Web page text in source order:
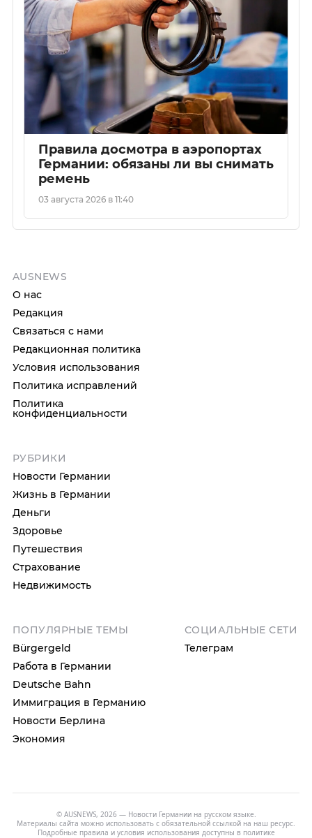
Правила досмотра в аэропортах
Германии: обязаны ли вы снимать
ремень
03 августа 2026 в 11:40
AUSNEWS
О нас
Редакция
Связаться с нами
Редакционная политика
Условия использования
Политика исправлений
Политика
конфиденциальности
РУБРИКИ
Новости Германии
Жизнь в Германии
Деньги
Здоровье
Путешествия
Страхование
Недвижимость
ПОПУЛЯРНЫЕ ТЕМЫ
Bürgergeld
Работа в Германии
Deutsche Bahn
Иммиграция в Германию
Новости Берлина
Экономия
СОЦИАЛЬНЫЕ СЕТИ
Телеграм
© AUSNEWS, 2026 — Новости Германии на русском языке.
Материалы сайта можно использовать с обязательной ссылкой на наш ресурс.
Подробные правила и условия использования доступны в политике